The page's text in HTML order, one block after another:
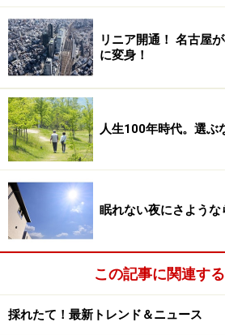
事前の案内では定員60名だったのが
関係者らしき人を含めて約150名が集
いていました
横浜市では歴史的建造物の保存に
これからは一般の住宅も長寿命化
残る住まいが多くなっていくことを
旧玄関の内側から外をみたところ。
リニア開通！ 名古屋
に変身！
人生100年時代。選ぶ
眠れない夜にさよう
この記事に関連す
採れたて！最新トレンド＆ニュース